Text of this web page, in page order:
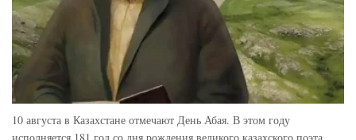
10 августа в Казахстане отмечают День Абая. В этом году
исполняется 181 год со дня рождения великого казахского поэта,